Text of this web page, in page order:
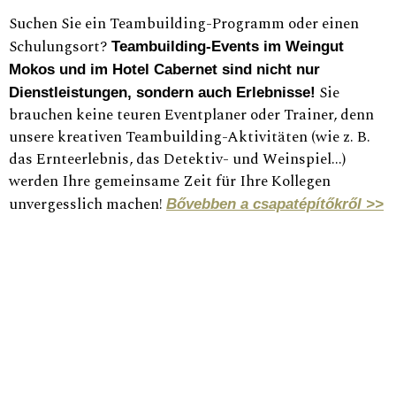
Suchen Sie ein Teambuilding-Programm oder einen
Schulungsort? Teambuilding-Events im Weingut
Mokos und im Hotel Cabernet sind nicht nur
Dienstleistungen, sondern auch Erlebnisse! Sie
brauchen keine teuren Eventplaner oder Trainer, denn
unsere kreativen Teambuilding-Aktivitäten (wie z. B.
das Ernteerlebnis, das Detektiv- und Weinspiel...)
werden Ihre gemeinsame Zeit für Ihre Kollegen
unvergesslich machen! Bővebben a csapatépítőkről >>